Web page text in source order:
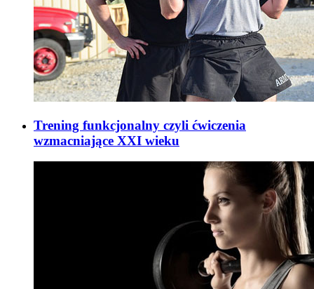
Trening funkcjonalny czyli ćwiczenia
wzmacniające XXI wieku